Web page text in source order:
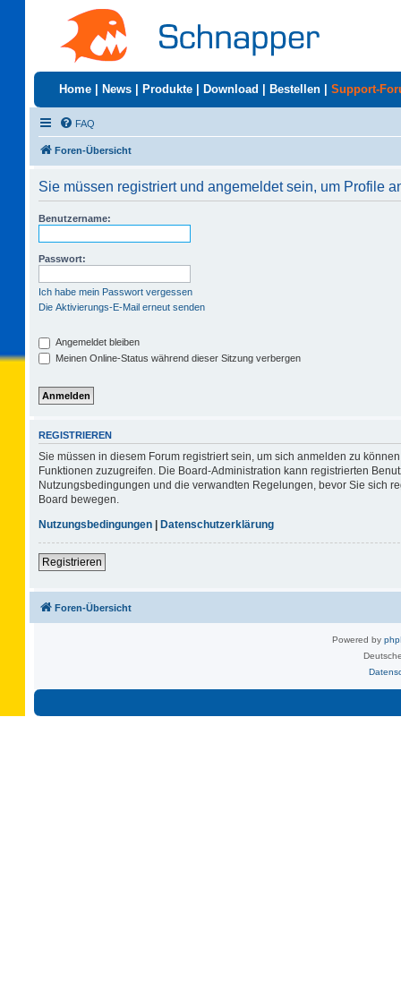
Home News Produkte Download Bestellen Support-
FAQ
Foren-Übersicht
Sie müssen registriert und angemeldet sein, um Profile
Benutzername:
Passwort:
Ich habe mein Passwort vergessen
Die Aktivierungs-E-Mail erneut senden
Angemeldet bleiben
Meinen Online-Status während dieser Sitzung verbergen
REGISTRIEREN
Sie müssen in diesem Forum registriert sein, um sich anmelden zu
Funktionen zuzugreifen. Die Board-Administration kann registrierten
Nutzungsbedingungen und die verwandten Regelungen, bevor Sie sich
Board bewegen.
Nutzungsbedingungen | Datenschutzerklärung
Registrieren
Foren-Übersicht
Powered by